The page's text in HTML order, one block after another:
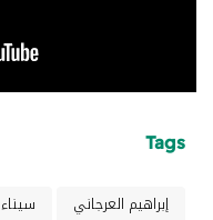
Tags
إبراهيم العرجاني سيناء